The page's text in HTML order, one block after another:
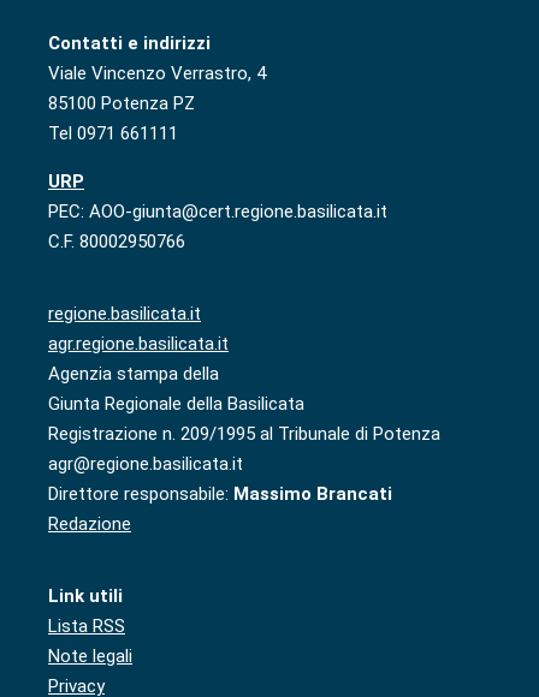
Contatti e indirizzi
Viale Vincenzo Verrastro, 4
85100 Potenza PZ
Tel 0971 661111
URP
PEC: AOO-giunta@cert.regione.basilicata.it
C.F. 80002950766
regione.basilicata.it
agr.regione.basilicata.it
Agenzia stampa della
Giunta Regionale della Basilicata
Registrazione n. 209/1995 al Tribunale di Potenza
agr@regione.basilicata.it
Direttore responsabile: Massimo Brancati
Redazione
Link utili
Lista RSS
Note legali
Privacy